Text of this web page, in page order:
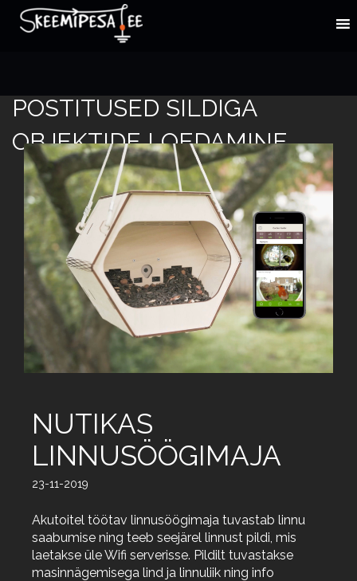
POSTITUSED SILDIGA
OBJEKTIDE LOEDAMINE
NUTIKAS
LINNUSÖÖGIMAJA
23-11-2019
Akutoitel töötav linnusöögimaja tuvastab linnu
saabumise ning teeb seejärel linnust pildi, mis
laetakse üle Wifi serverisse. Pildilt tuvastakse
masinnägemisega lind ja linnuliik ning info